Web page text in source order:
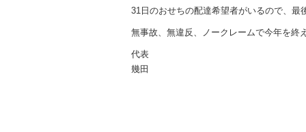
31日のおせちの配達希望者がいるので、最
無事故、無違反、ノークレームで今年を終
代表
幾田